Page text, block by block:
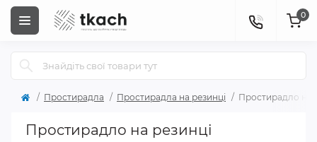
0
Простирадла Простирадла на резинці Простирадло на
Простирадло на резинці